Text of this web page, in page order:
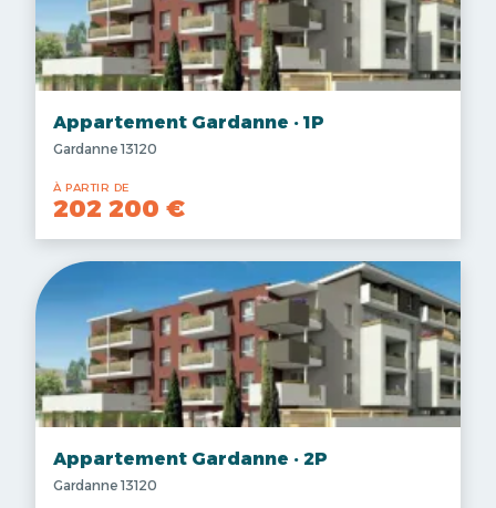
Appartement Gardanne · 1P
Gardanne 13120
À PARTIR DE
202 200 €
Appartement Gardanne · 2P
Gardanne 13120